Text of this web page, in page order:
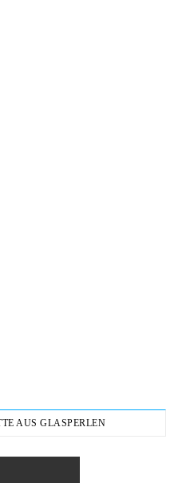
AUS GLASPERLEN